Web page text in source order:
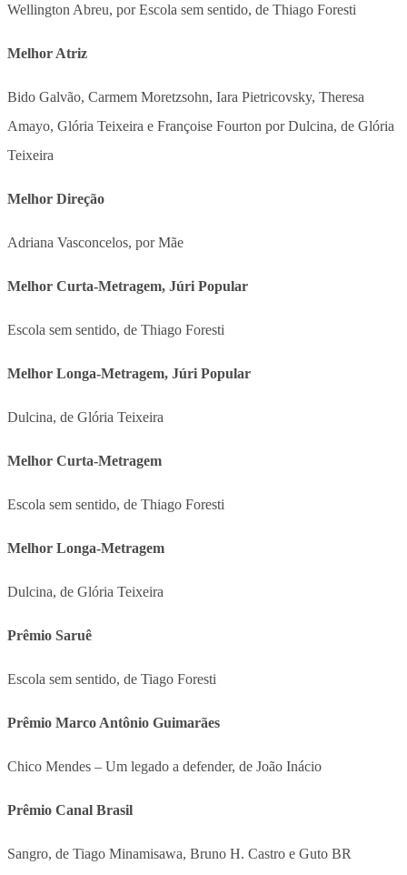
Wellington Abreu, por Escola sem sentido, de Thiago Foresti
Melhor Atriz
Bido Galvão, Carmem Moretzsohn, Iara Pietricovsky, Theresa
Amayo, Glória Teixeira e Françoise Fourton por Dulcina, de Glória
Teixeira
Melhor Direção
Adriana Vasconcelos, por Mãe
Melhor Curta-Metragem, Júri Popular
Escola sem sentido, de Thiago Foresti
Melhor Longa-Metragem, Júri Popular
Dulcina, de Glória Teixeira
Melhor Curta-Metragem
Escola sem sentido, de Thiago Foresti
Melhor Longa-Metragem
Dulcina, de Glória Teixeira
Prêmio Saruê
Escola sem sentido, de Tiago Foresti
Prêmio Marco Antônio Guimarães
Chico Mendes – Um legado a defender, de João Inácio
Prêmio Canal Brasil
Sangro, de Tiago Minamisawa, Bruno H. Castro e Guto BR